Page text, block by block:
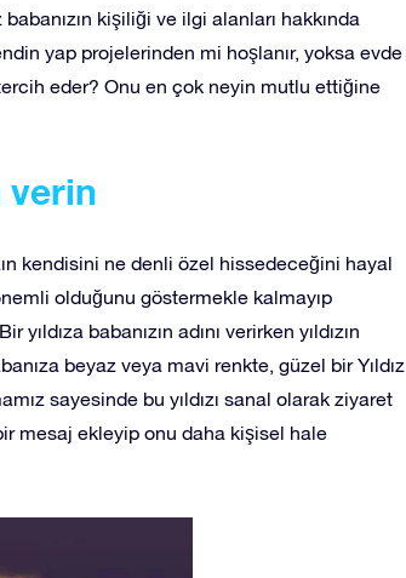
kişiliği ve ilgi alanları hakkında
yap projelerinden mi hoşlanır, yoksa evde
eder? Onu en çok neyin mutlu ettiğine
verin
kendisini ne denli özel hissedeceğini hayal
olduğunu göstermekle kalmayıp
babanızın adını verirken yıldızın
beyaz veya mavi renkte, güzel bir Yıldız
sayesinde bu yıldızı sanal olarak ziyaret
mesaj ekleyip onu daha kişisel hale